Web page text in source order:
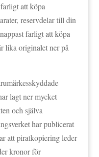
att köpa
reservdelar till din
farligt att köpa
lika originalet ner på
lagt ner mycket
och själva
har publicerat
att piratkopiering leder
kronor för